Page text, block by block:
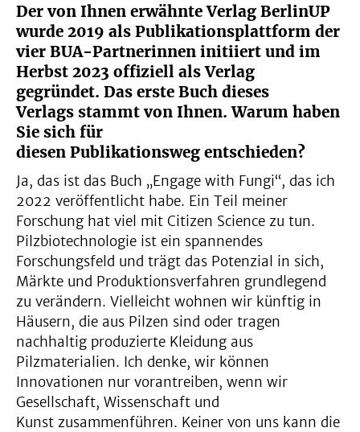
Der von Ihnen erwähnte Verlag BerlinUP
wurde 2019 als Publikationsplattform der
vier BUA-Partnerinnen initiiert und im
Herbst 2023 offiziell als Verlag
gegründet. Das erste Buch dieses
Verlags stammt von Ihnen. Warum haben
Sie sich für
diesen Publikationsweg entschieden?
Ja, das ist das Buch „Engage with Fungi“, das ich
2022 veröffentlicht habe. Ein Teil meiner
Forschung hat viel mit Citizen Science zu tun.
Pilzbiotechnologie ist ein spannendes
Forschungsfeld und trägt das Potenzial in sich,
Märkte und Produktionsverfahren grundlegend
zu verändern. Vielleicht wohnen wir künftig in
Häusern, die aus Pilzen sind oder tragen
nachhaltig produzierte Kleidung aus
Pilzmaterialien. Ich denke, wir können
Innovationen nur vorantreiben, wenn wir
Gesellschaft, Wissenschaft und
Kunst zusammenführen. Keiner von uns kann die